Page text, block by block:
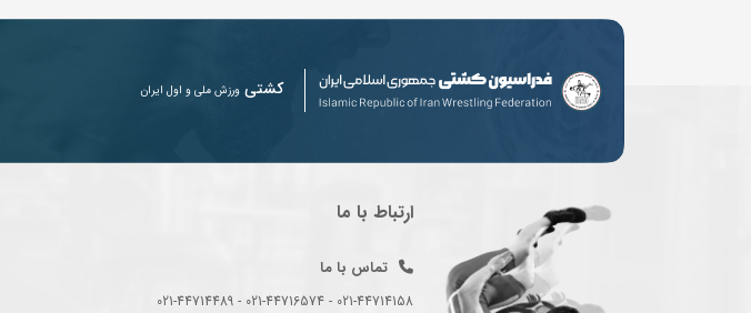
کشتی ورزش ملی و اول ایران
ارتباط با ما
تماس با ما
021-44714158 - 021-44716574 - 021-44714489